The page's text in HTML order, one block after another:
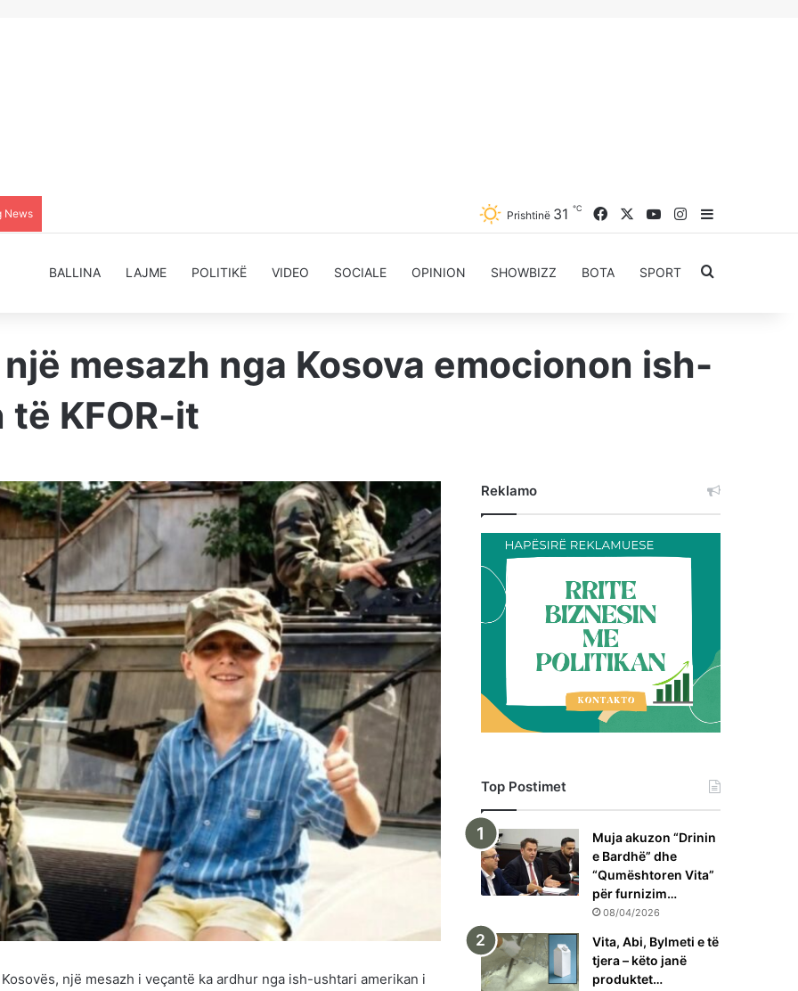
News Prishtinë 31 ℃ FacebookYouTubeInstagram
Sidebar
BALLINA LAJME POLITIKË VIDEO SOCIALE OPINION SHOWBIZZ BOTA SPORT Kërkoni
mesazh nga Kosova emocionon ish-
KFOR-it
një mesazh i veçantë ka ardhur nga ish-ushtari amerikan i
Reklamo
Top Postimet
Muja akuzon “Drinin
e Bardhë” dhe
“Qumështoren Vita”
për furnizim…
08/04/2026
Vita, Abi, Bylmeti e të
tjera – këto janë
produktet…